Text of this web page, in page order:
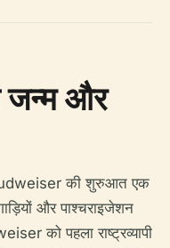
और
की शुरुआत एक
और पाश्चराइजेशन
को पहला राष्ट्रव्यापी